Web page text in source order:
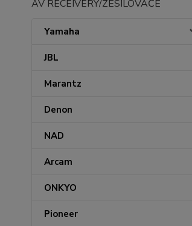
AV RECEIVERY/ZESILOVAČE
Yamaha
JBL
Marantz
Denon
NAD
Arcam
ONKYO
Pioneer